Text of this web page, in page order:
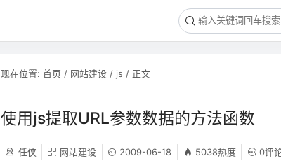
现在位置: 首页 / 网站建设/ js / 正文
使用js提取URL参数数据的方法函数
任侠 网站建设 2009-06-18 5038热度 0评